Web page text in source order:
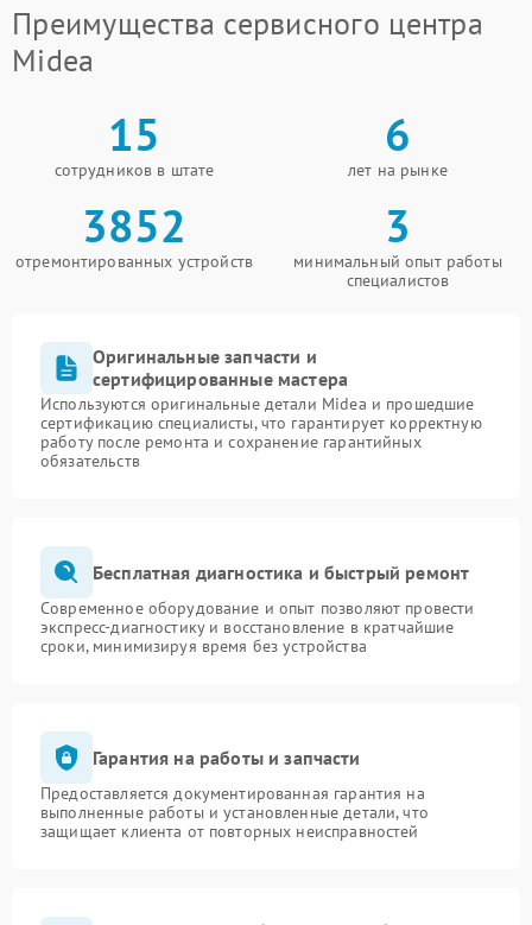
Преимущества сервисного центра
Midea
15
сотрудников в штате
6
лет на рынке
3852
отремонтированных устройств
3
минимальный опыт работы
специалистов
Оригинальные запчасти и
сертифицированные мастера
Используются оригинальные детали Midea и прошедшие
сертификацию специалисты, что гарантирует корректную
работу после ремонта и сохранение гарантийных
обязательств
Бесплатная диагностика и быстрый ремонт
Современное оборудование и опыт позволяют провести
экспресс-диагностику и восстановление в кратчайшие
сроки, минимизируя время без устройства
Гарантия на работы и запчасти
Предоставляется документированная гарантия на
выполненные работы и установленные детали, что
защищает клиента от повторных неисправностей